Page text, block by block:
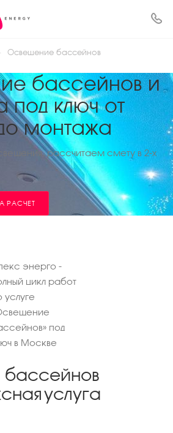
Освещение бассейнов
бассейнов и
под ключ от
монтажа
рассчитаем смету в 2-х
РАСЧЕТ
энерго -
цикл работ
услуге
под
в Москве
услуга